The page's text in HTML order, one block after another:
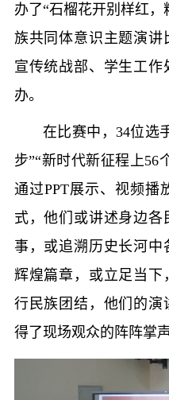
办了“石榴花开别样红
族共同体意识主题演讲
宣传统战部、学生工
办。
在比赛中，34位选
步”“新时代新征程上56
通过PPT展示、视频播
式，他们或讲述身边
事，或追溯历史长河中
辉煌篇章，或立足当下
行民族团结，他们的演
得了现场观众的阵阵掌